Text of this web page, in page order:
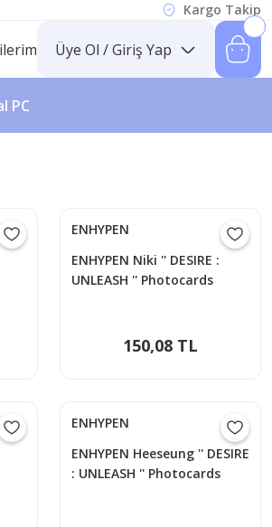
Kargo Takip
Üye Ol / Giriş Yap
PC
ENHYPEN
ENHYPEN Niki '' DESIRE :
UNLEASH '' Photocards
150,08 TL
ENHYPEN
ENHYPEN Heeseung '' DESIRE
: UNLEASH '' Photocards